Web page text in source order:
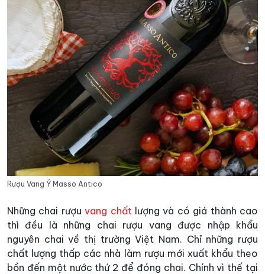
Rượu Vang Ý Masso Antico
Những chai rượuvang chấtlượng và có giá thành cao
thì đều là những chai rượu vang được nhập khẩu
nguyên chai về thị trường Việt Nam. Chỉ những rượu
chất lượng thấp các nhà làm rượu mới xuất khẩu theo
bồn đến một nước thứ 2 để đóng chai. Chính vì thế tại